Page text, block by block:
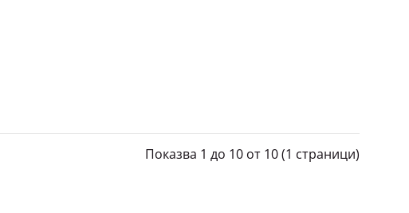
Син, лилав или бордо дамски памучен клин за
фитнес и спорт на английск..
Показва 1 до 10 от 10 (1 страници)